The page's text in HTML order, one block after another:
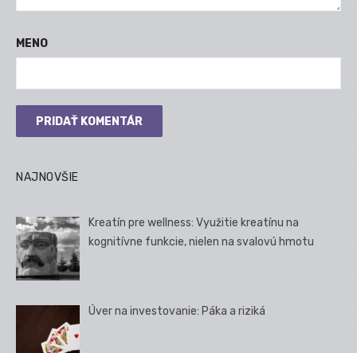
MENO
NAJNOVŠIE
Kreatín pre wellness: Využitie kreatínu na
kognitívne funkcie, nielen na svalovú hmotu
Úver na investovanie: Páka a riziká